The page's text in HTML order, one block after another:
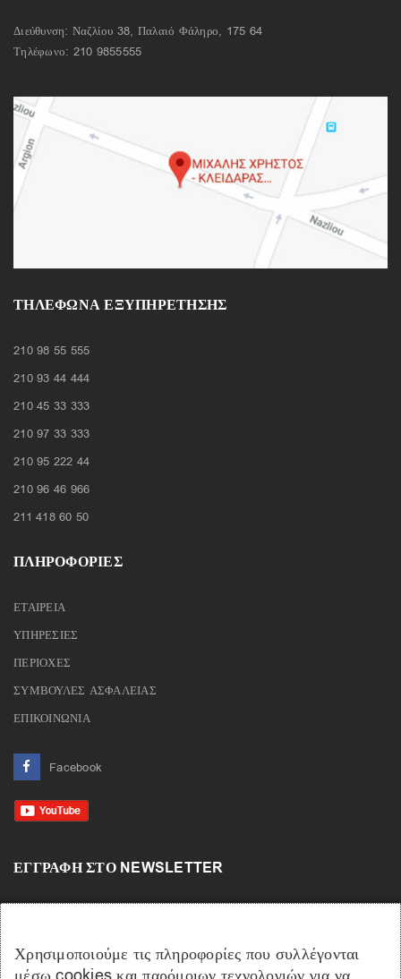
Διεύθυνση: Ναζλίου 38, Παλαιό Φάληρο, 175 64
Τηλέφωνο: 210 9855555
ΤΗΛΈΦΩΝΑ ΕΞΥΠΗΡΈΤΗΣΗΣ
210 98 55 555
210 93 44 444
210 45 33 333
210 97 33 333
210 95 222 44
210 96 46 966
211 418 60 50
ΠΛΗΡΟΦΟΡΙΕΣ
ΕΤΑΙΡΕΙΑ
ΥΠΗΡΕΣΙΕΣ
ΠΕΡΙΟΧΕΣ
ΣΥΜΒΟΥΛΕΣ ΑΣΦΑΛΕΙΑΣ
ΕΠΙΚΟΙΝΩΝΙΑ
Facebook
ΕΓΓΡΑΦΉ ΣΤΟ NEWSLETTER
Χρησιμοποιούμε τις πληροφορίες που συλλέγονται